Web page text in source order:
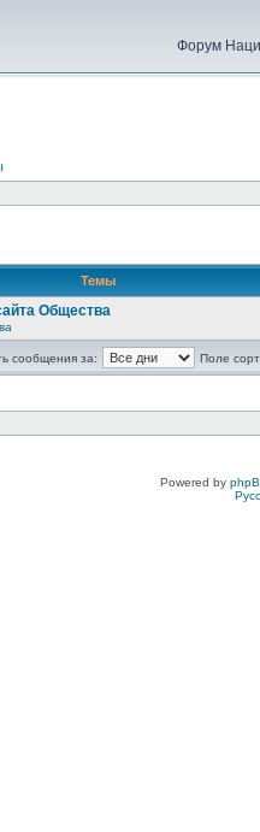
Форум
Темы
Общества
сообщения за:
Поле
Powered by